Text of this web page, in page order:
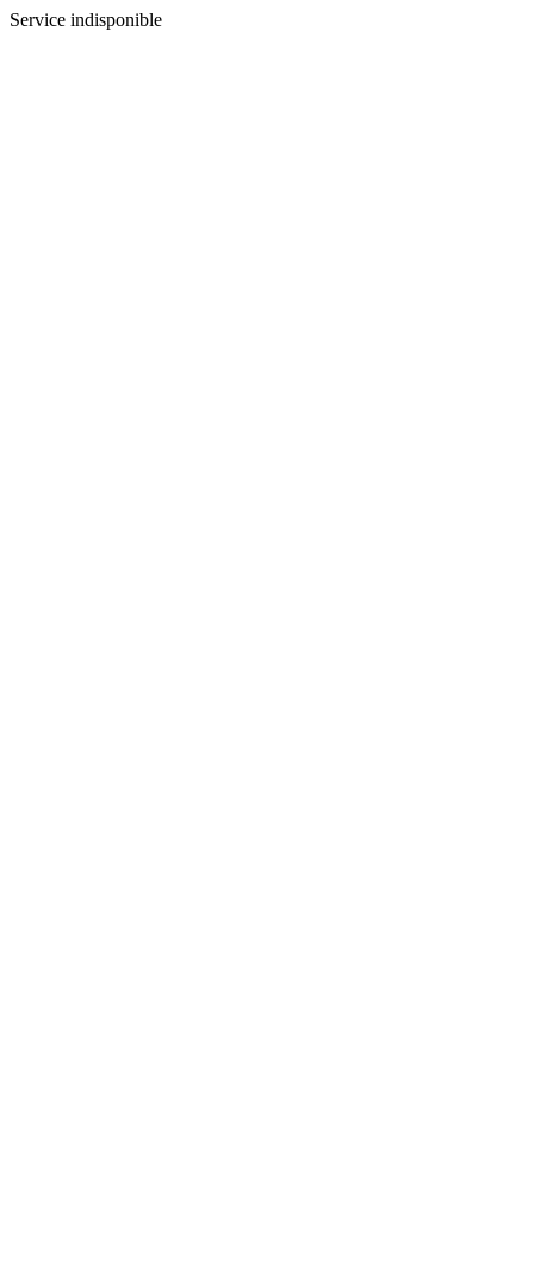
Service indisponible